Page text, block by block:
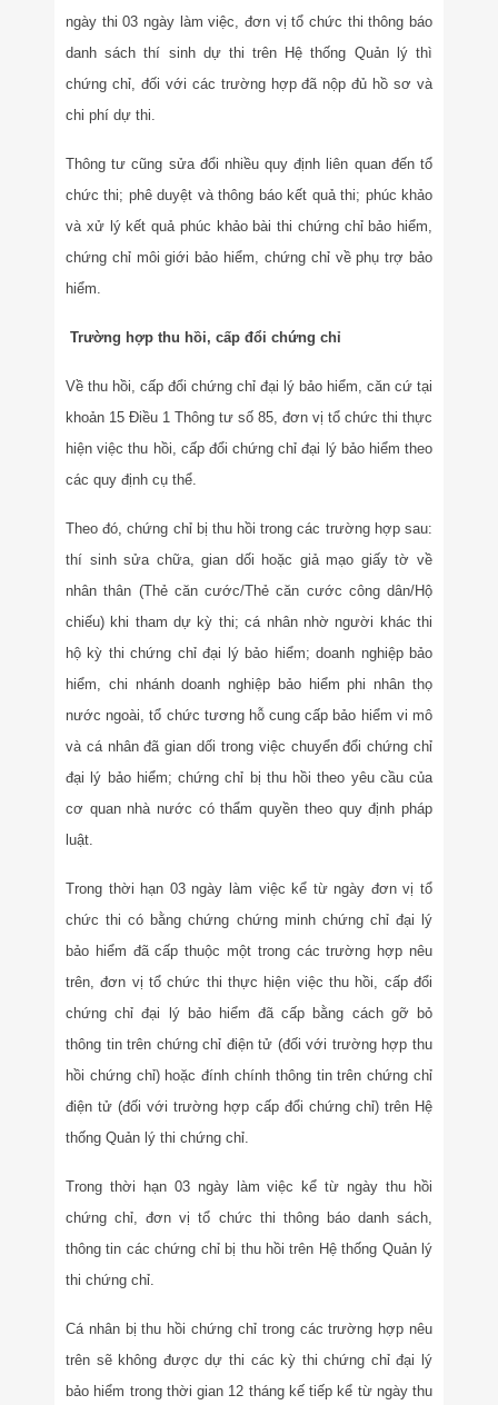
ngày thi 03 ngày làm việc, đơn vị tổ chức thi thông báo
danh sách thí sinh dự thi trên Hệ thống Quản lý thì
chứng chỉ, đối với các trường hợp đã nộp đủ hồ sơ và
chi phí dự thi.
Thông tư cũng sửa đổi nhiều quy định liên quan đến tổ
chức thi; phê duyệt và thông báo kết quả thi; phúc khảo
và xử lý kết quả phúc khảo bài thi chứng chỉ bảo hiểm,
chứng chỉ môi giới bảo hiểm, chứng chỉ về phụ trợ bảo
hiểm.
Trường hợp thu hồi, cấp đổi chứng chỉ
Về thu hồi, cấp đổi chứng chỉ đại lý bảo hiểm, căn cứ tại
khoản 15 Điều 1 Thông tư số 85, đơn vị tổ chức thi thực
hiện việc thu hồi, cấp đổi chứng chỉ đại lý bảo hiểm theo
các quy định cụ thể.
Theo đó, chứng chỉ bị thu hồi trong các trường hợp sau:
thí sinh sửa chữa, gian dối hoặc giả mạo giấy tờ về
nhân thân (Thẻ căn cước/Thẻ căn cước công dân/Hộ
chiếu) khi tham dự kỳ thi; cá nhân nhờ người khác thi
hộ kỳ thi chứng chỉ đại lý bảo hiểm; doanh nghiệp bảo
hiểm, chi nhánh doanh nghiệp bảo hiểm phi nhân thọ
nước ngoài, tổ chức tương hỗ cung cấp bảo hiểm vi mô
và cá nhân đã gian dối trong việc chuyển đổi chứng chỉ
đại lý bảo hiểm; chứng chỉ bị thu hồi theo yêu cầu của
cơ quan nhà nước có thẩm quyền theo quy định pháp
luật.
Trong thời hạn 03 ngày làm việc kể từ ngày đơn vị tổ
chức thi có bằng chứng chứng minh chứng chỉ đại lý
bảo hiểm đã cấp thuộc một trong các trường hợp nêu
trên, đơn vị tổ chức thi thực hiện việc thu hồi, cấp đổi
chứng chỉ đại lý bảo hiểm đã cấp bằng cách gỡ bỏ
thông tin trên chứng chỉ điện tử (đối với trường hợp thu
hồi chứng chỉ) hoặc đính chính thông tin trên chứng chỉ
điện tử (đối với trường hợp cấp đổi chứng chỉ) trên Hệ
thống Quản lý thi chứng chỉ.
Trong thời hạn 03 ngày làm việc kể từ ngày thu hồi
chứng chỉ, đơn vị tổ chức thi thông báo danh sách,
thông tin các chứng chỉ bị thu hồi trên Hệ thống Quản lý
thi chứng chỉ.
Cá nhân bị thu hồi chứng chỉ trong các trường hợp nêu
trên sẽ không được dự thi các kỳ thi chứng chỉ đại lý
bảo hiểm trong thời gian 12 tháng kế tiếp kể từ ngày thu